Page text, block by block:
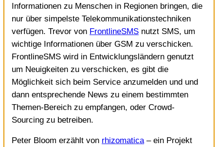
Informationen zu Menschen in Regionen bringen, die
nur über simpelste Telekommunikationstechniken
verfügen. Trevor von FrontlineSMS nutzt SMS, um
wichtige Informationen über GSM zu verschicken.
FrontlineSMS wird in Entwicklungsländern genutzt
um Neuigkeiten zu verschicken, es gibt die
Möglichkeit sich beim Service anzumelden und und
dann entsprechende News zu einem bestimmten
Themen-Bereich zu empfangen, oder Crowd-
Sourcing zu betreiben.
Peter Bloom erzählt von rhizomatica– ein Projekt